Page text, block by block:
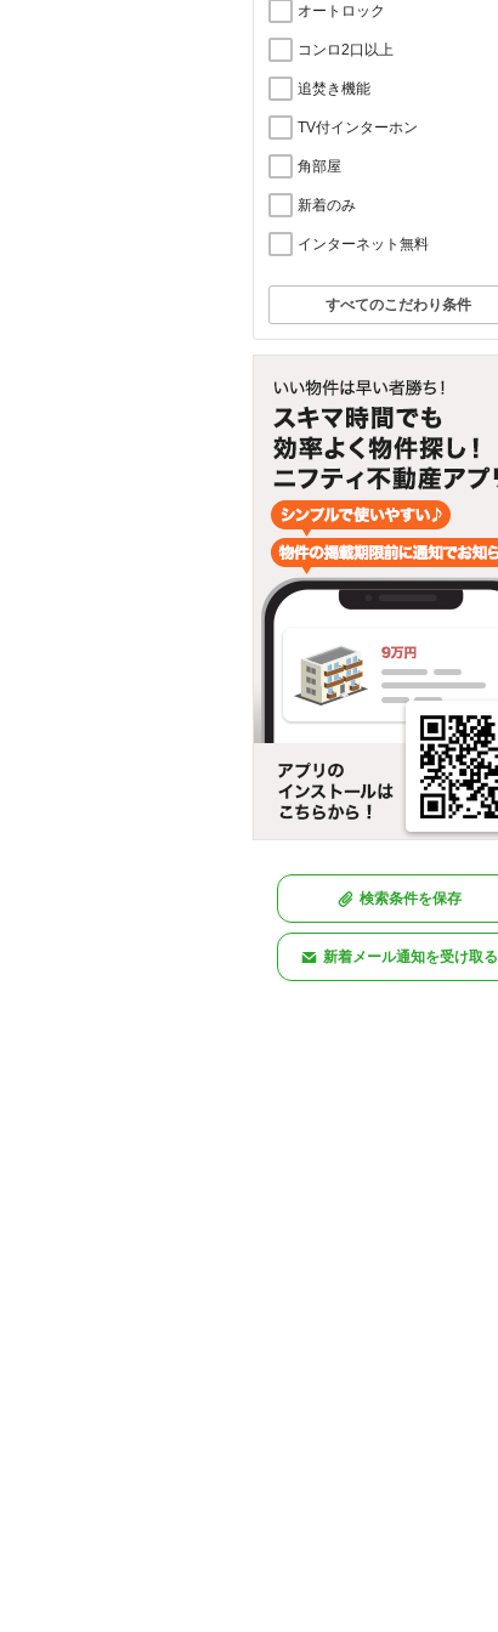
オートロック
コンロ2口以上
追焚き機能
TV付インターホン
角部屋
新着のみ
インターネット無料
すべてのこだわり条件
検索条件を保存
新着メール通知を受け取る